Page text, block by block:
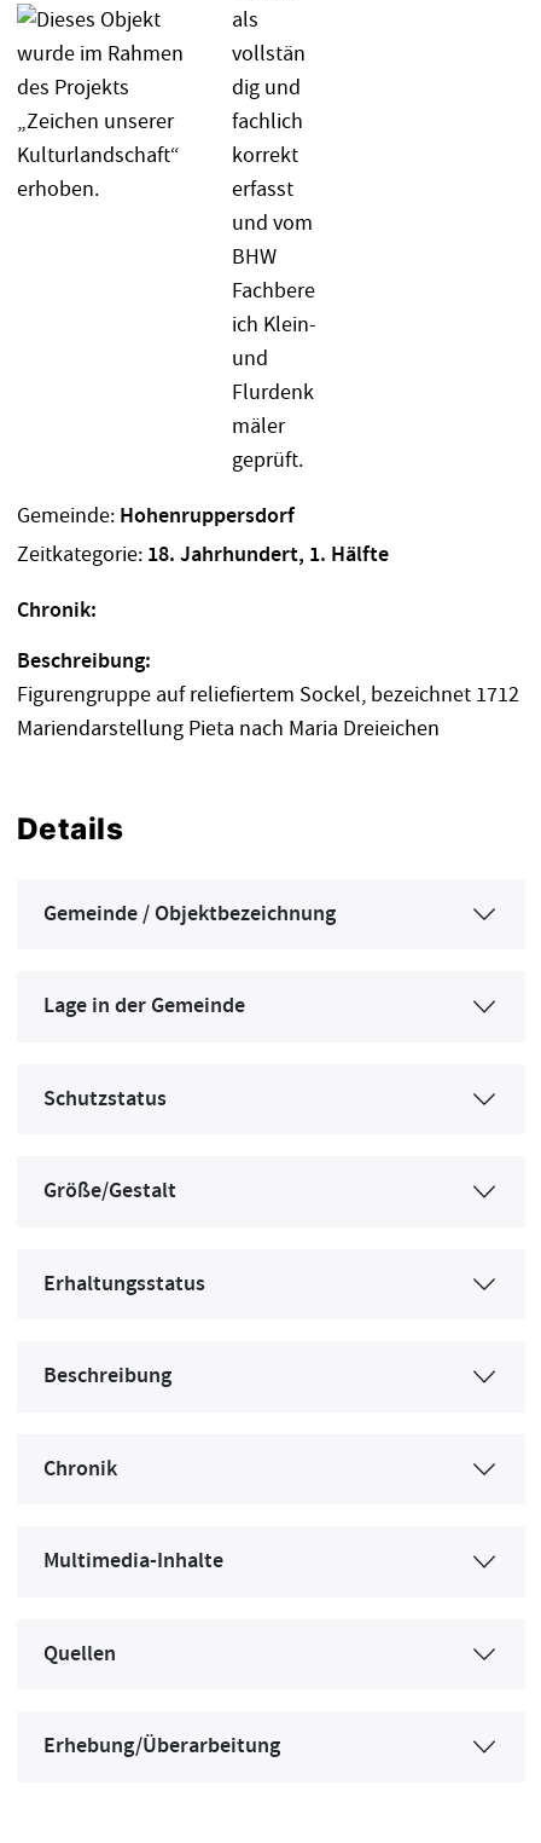
Gemeinde: Hohenruppersdorf
Zeitkategorie: 18. Jahrhundert, 1. Hälfte
Chronik:
Beschreibung:
Figurengruppe auf reliefiertem Sockel, bezeichnet 1712
Mariendarstellung Pieta nach Maria Dreieichen
Details
Gemeinde / Objektbezeichnung
Lage in der Gemeinde
Schutzstatus
Größe/Gestalt
Erhaltungsstatus
Beschreibung
Chronik
Multimedia-Inhalte
Quellen
Erhebung/Überarbeitung